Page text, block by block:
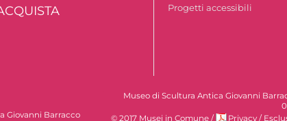
Progetti accessibili
Giovanni Barracco
Museo di Scultura Antica Giovanni
© 2017 Musei in Comune / Privacy /